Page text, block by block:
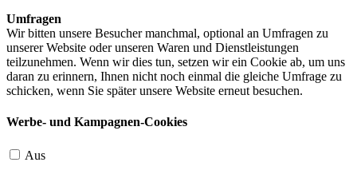
Umfragen
Wir bitten unsere Besucher manchmal, optional an Umfragen zu
unserer Website oder unseren Waren und Dienstleistungen
teilzunehmen. Wenn wir dies tun, setzen wir ein Cookie ab, um uns
daran zu erinnern, Ihnen nicht noch einmal die gleiche Umfrage zu
schicken, wenn Sie später unsere Website erneut besuchen.
Werbe- und Kampagnen-Cookies
Aus